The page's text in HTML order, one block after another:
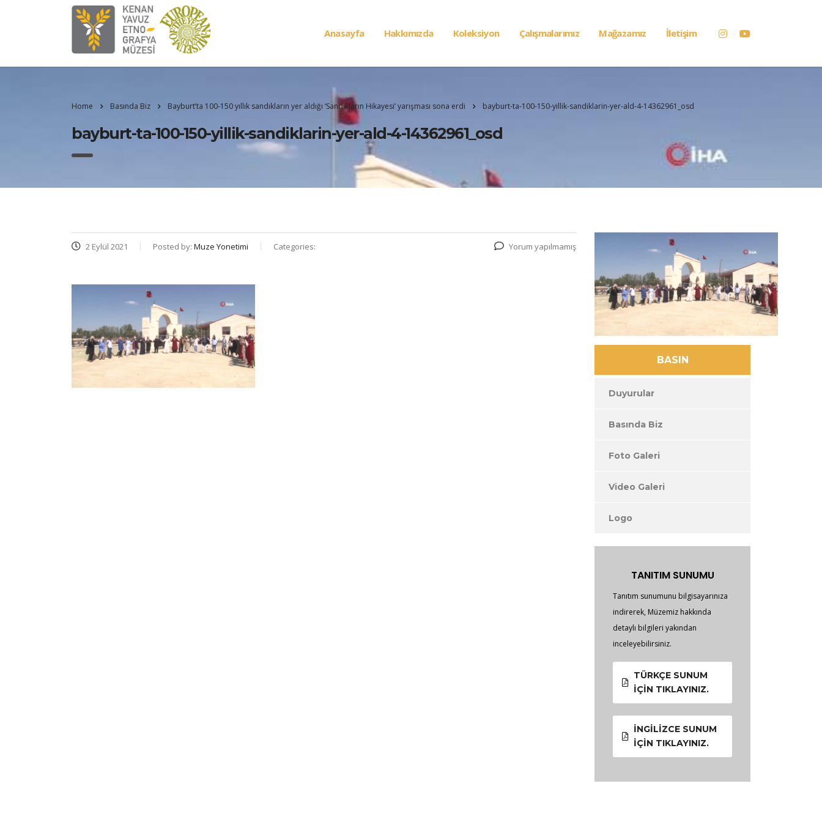
Anasayfa Hakkımızda Koleksiyon Çalışmalarımız Mağazamız İletişim
Home Basında Biz Bayburt’ta 100-150 yıllık sandıkların yer aldığı ‘Sandıkların Hikayesi’ yarışması sona erdi bayburt-ta-100-150-yillik-sandiklarin-yer-ald-4-14362961_osd
bayburt-ta-100-150-yillik-sandiklarin-yer-ald-4-14362961_osd
2 Eylül 2021 Posted by: Muze Yonetimi Categories: Yorum yapılmamış
BASIN
Duyurular
Basında Biz
Foto Galeri
Video Galeri
Logo
TANITIM SUNUMU
Tanıtım sunumunu bilgisayarınıza
indirerek, Müzemiz hakkında
detaylı bilgileri yakından
inceleyebilirsiniz.
TÜRKÇE SUNUM
İÇIN TIKLAYINIZ.
İNGILIZCE SUNUM
İÇIN TIKLAYINIZ.